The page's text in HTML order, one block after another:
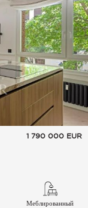
1 790 000 EUR
Меблированный